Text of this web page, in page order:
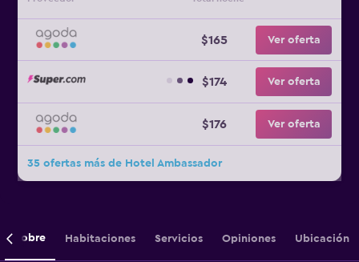
$165 Ver oferta
$174 Ver oferta
$176 Ver oferta
35 ofertas más de Hotel Ambassador
Sobre Habitaciones Servicios Opiniones Ubicación